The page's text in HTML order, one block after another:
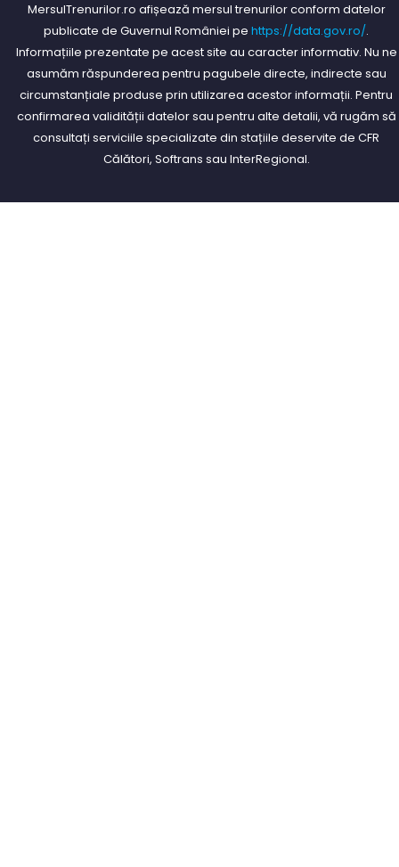
MersulTrenurilor.ro afișează mersul trenurilor conform datelor
publicate de Guvernul României pe https://data.gov.ro/.
Informațiile prezentate pe acest site au caracter informativ. Nu ne
asumăm răspunderea pentru pagubele directe, indirecte sau
circumstanțiale produse prin utilizarea acestor informații. Pentru
confirmarea validității datelor sau pentru alte detalii, vă rugăm să
consultați serviciile specializate din stațiile deservite de CFR
Călători, Softrans sau InterRegional.